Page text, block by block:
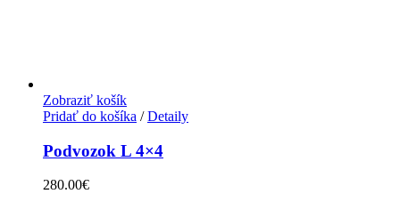
Zobraziť košík
Pridať do košíka / Detaily
Podvozok L 4×4
280.00€